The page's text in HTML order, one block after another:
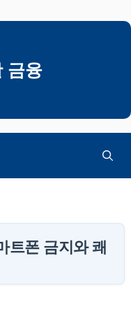
금융
트폰 금지와 쾌